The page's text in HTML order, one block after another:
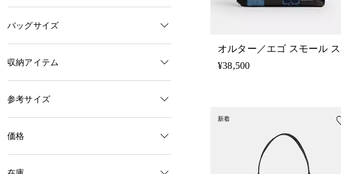
バッグサイズ
収納アイテム
参考サイズ
価格
¥38,500
新着